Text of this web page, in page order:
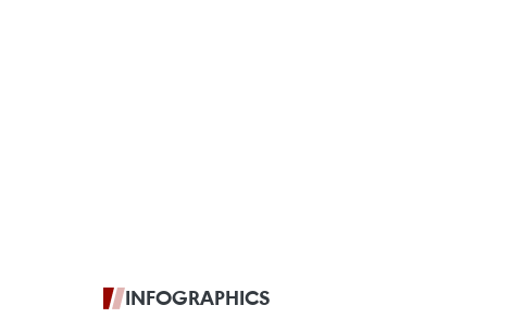
INFOGRAPHICS